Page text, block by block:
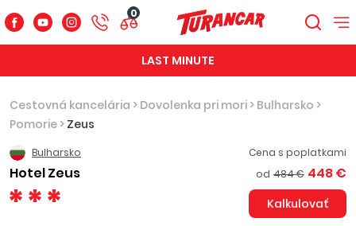
0
LAST MINUTE
Cestovná kancelária > Dovolenka pri mori > Bulharsko >
Pomorie > Zeus
Bulharsko
Hotel Zeus
Cena s poplatkami
od 484 € 448 €
Kalkulovať